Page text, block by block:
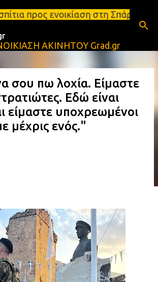
στο κύριο περιεχόμενο
στη Σπάρτη Ενοικιάσεις
ΑΚΙΝΗΤΟΥ Grad.gr
σου πω λοχία. Είμαστε
Εδώ είναι
είμαστε υποχρεωμένοι
μέχρις ενός."